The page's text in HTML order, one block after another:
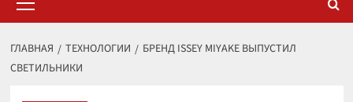
меню
ГЛАВНАЯ ТЕХНОЛОГИИ
БРЕНД ISSEY MIYAKE ВЫПУСТИЛ
СВЕТИЛЬНИКИ